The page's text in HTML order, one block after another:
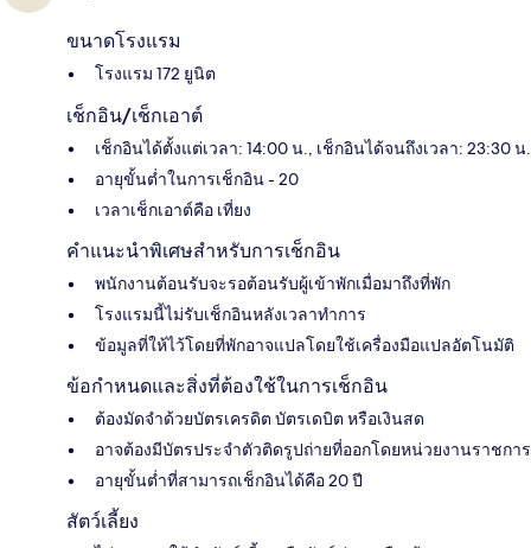
ขนาดโรงแรม
โรงแรม 172 ยูนิต
เช็กอิน/เช็กเอาต์
เช็กอินได้ตั้งแต่เวลา: 14:00 น., เช็กอินได้จนถึงเวลา: 23:30 น.
อายุขั้นต่ำในการเช็กอิน - 20
เวลาเช็กเอาต์คือ เที่ยง
คำแนะนำพิเศษสำหรับการเช็กอิน
พนักงานต้อนรับจะรอต้อนรับผู้เข้าพักเมื่อมาถึงที่พัก
โรงแรมนี้ไม่รับเช็กอินหลังเวลาทำการ
ข้อมูลที่ให้ไว้โดยที่พักอาจแปลโดยใช้เครื่องมือแปลอัตโนมัติ
ข้อกำหนดและสิ่งที่ต้องใช้ในการเช็กอิน
ต้องมัดจำด้วยบัตรเครดิต บัตรเดบิต หรือเงินสด
อาจต้องมีบัตรประจำตัวติดรูปถ่ายที่ออกโดยหน่วยงานราชการ
อายุขั้นต่ำที่สามารถเช็กอินได้คือ 20 ปี
สัตว์เลี้ยง